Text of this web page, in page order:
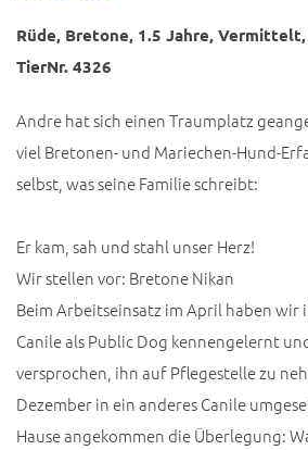
Rüde, Bretone, 1.5 Jahre,
TierNr. 4326
Andre hat sich einen Traumplatz
viel Bretonen- und Mariechen-Hund-
selbst, was seine Familie schreibt:
Er kam, sah und stahl unser Herz!
Wir stellen vor: Bretone Nikan
Beim Arbeitseinsatz im April haben wir
Canile als Public Dog kennengelernt
versprochen, ihn auf Pflegestelle zu
Dezember in ein anderes Canile
Hause angekommen die Überlegung: